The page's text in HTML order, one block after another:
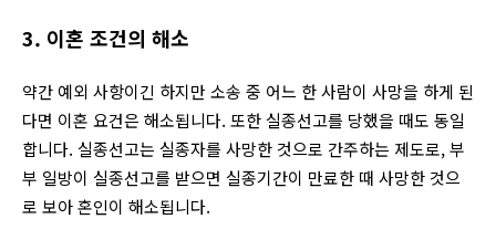
3. 이혼 조건의 해소
약간 예외 사항이긴 하지만 소송 중 어느 한 사람이 사망을 하게 된
다면 이혼 요건은 해소됩니다. 또한 실종선고를 당했을 때도 동일
합니다. 실종선고는 실종자를 사망한 것으로 간주하는 제도로, 부
부 일방이 실종선고를 받으면 실종기간이 만료한 때 사망한 것으
로 보아 혼인이 해소됩니다.